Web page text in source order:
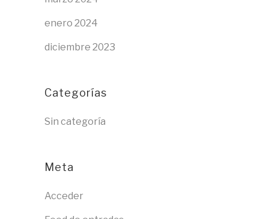
enero 2024
diciembre 2023
Categorías
Sin categoría
Meta
Acceder